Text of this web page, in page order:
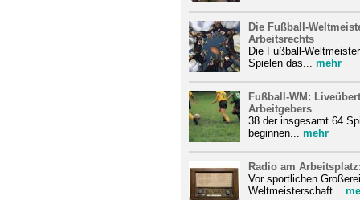
Die Fußball-
Arbeitsrechts
Die Fußball-
Spielen das... mehr
Fußball-WM:
Arbeitgebers
38 der insgesamt 64
beginnen... mehr
Radio am
Vor sportlichen
Weltmeisterschaft...